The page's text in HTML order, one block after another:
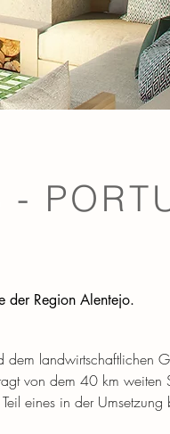
-
der Region Alentejo.
dem landwirtschaftlichen
von dem 40 km weiten
eines in der Umsetzung